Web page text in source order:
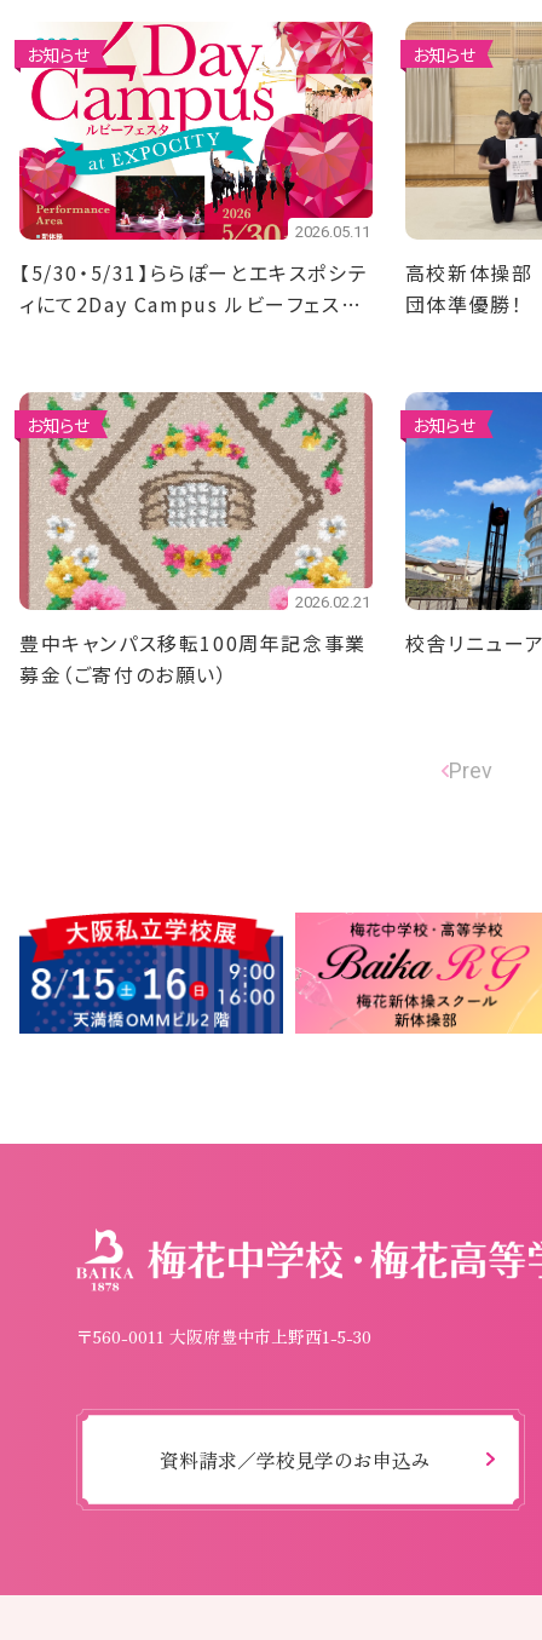
お知らせ
2026.05.11
【5/30・5/31】ららぽーとエキスポシテ
ィにて2Day Campus ルビーフェスタ
お知らせ
高校新体操
団体準優勝！
お知らせ
2026.02.21
豊中キャンパス移転100周年記念事業
募金（ご寄付のお願い）
お知らせ
校舎リニュー
Prev
〒560-0011 大阪府豊中市上野西1-5-30
資料請求／学校見学のお申込み